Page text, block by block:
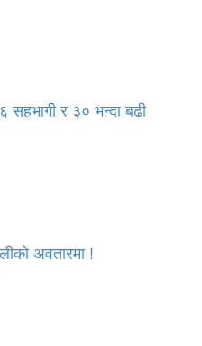
र ३० भन्दा बढी
अवतारमा !